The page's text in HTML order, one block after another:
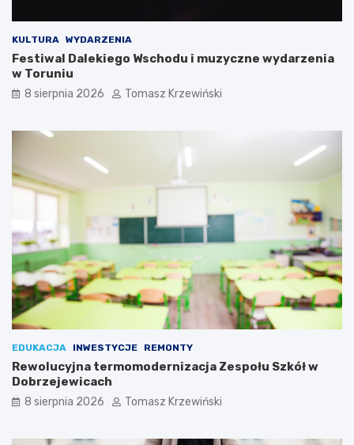
KULTURA WYDARZENIA
Festiwal Dalekiego Wschodu i muzyczne wydarzenia
w Toruniu
8 sierpnia 2026 Tomasz Krzewiński
EDUKACJA INWESTYCJE REMONTY
Rewolucyjna termomodernizacja Zespołu Szkół w
Dobrzejewicach
8 sierpnia 2026 Tomasz Krzewiński